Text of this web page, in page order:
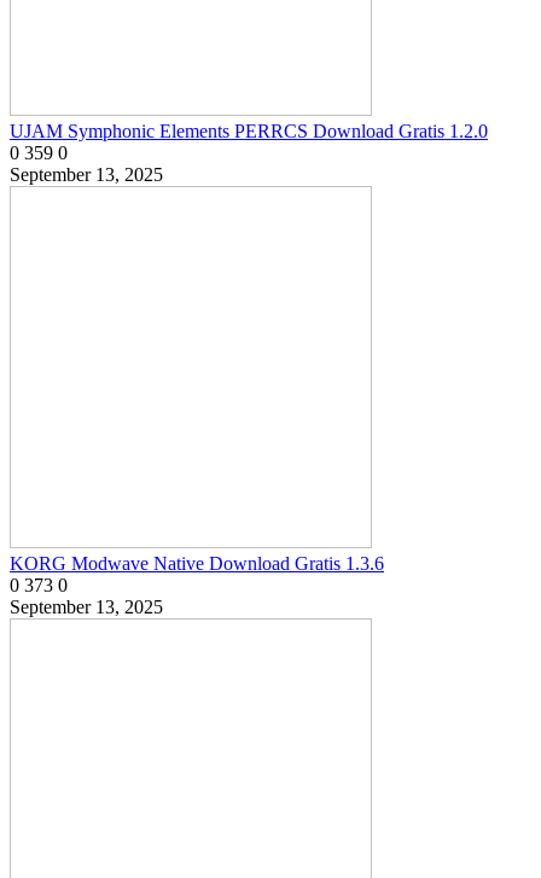
UJAM Symphonic Elements PERRCS Download Gratis 1.2.0
0 359 0
September 13, 2025
KORG Modwave Native Download Gratis 1.3.6
0 373 0
September 13, 2025